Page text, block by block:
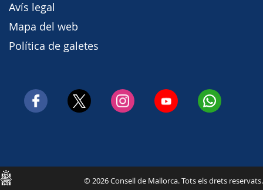
Avís legal
Mapa del web
Política de galetes
Consell
© 2026 Consell de Mallorca. Tots els drets reservats.